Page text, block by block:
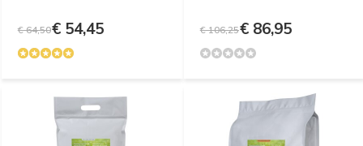
€ 64,50€ 54,45 € 106,25€ 86,95